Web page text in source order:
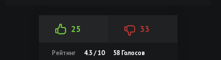
25 33
Рейтинг 4.3 / 10 58Голосов